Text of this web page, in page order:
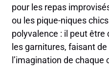
pour les repas
ou les pique-niques
polyvalence : il peut être
les garnitures, faisant
l’imagination de chaque